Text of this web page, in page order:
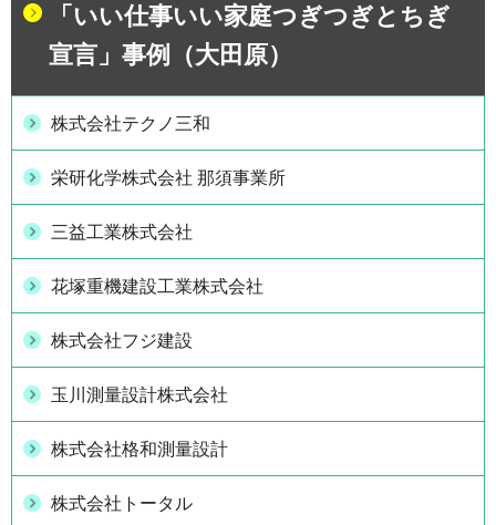
「いい仕事いい家庭つぎつぎとちぎ
宣言」事例（大田原）
株式会社テクノ三和
栄研化学株式会社 那須事業所
三益工業株式会社
花塚重機建設工業株式会社
株式会社フジ建設
玉川測量設計株式会社
株式会社格和測量設計
株式会社トータル